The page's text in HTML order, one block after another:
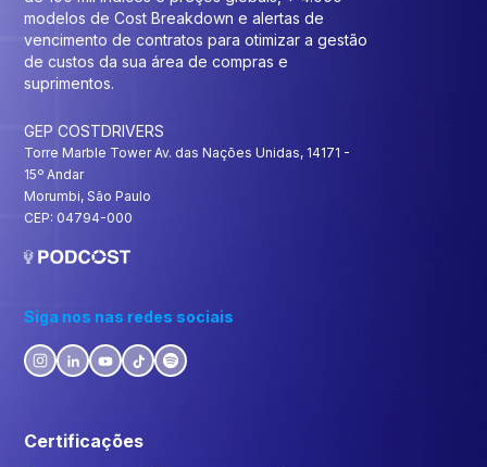
modelos de Cost Breakdown e alertas de
vencimento de contratos para otimizar a gestão
de custos da sua área de compras e
suprimentos.
GEP COSTDRIVERS
Torre Marble Tower Av. das Nações Unidas, 14171 -
15º Andar
Morumbi, São Paulo
CEP: 04794-000
Siga nos nas redes sociais
Certificações